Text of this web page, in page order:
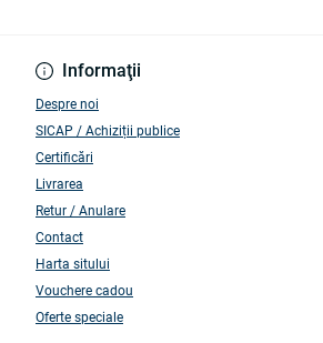
Informaţii
Despre noi
SICAP / Achiziții publice
Certificări
Livrarea
Retur / Anulare
Contact
Harta sitului
Vouchere cadou
Oferte speciale